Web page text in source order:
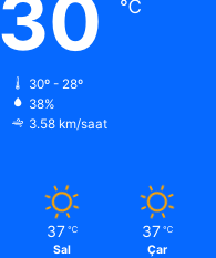
30 ℃
30º - 28º
38%
3.58 km/saat
37 ℃
Sal
37 ℃
Çar